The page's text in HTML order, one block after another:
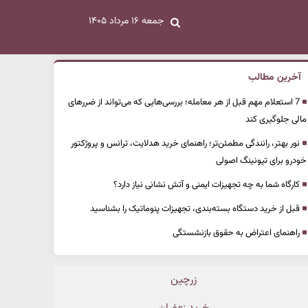
جمعه ۱۶ مرداد ۱۴۰۵
آخرین مطالب
7 استعلام مهم قبل از هر معامله؛ بررسی‌هایی که می‌تواند از ضررهای
مالی جلوگیری کند
نور بهتر، رانندگی مطمئن‌تر؛ راهنمای خرید هدلایت، ترانس و پروژکتور
خودرو برای تیونینگ اصولی
کارگاه شما به چه تجهیزات ایمنی و آتش نشانی نیاز دارد؟
قبل از خرید دستگاه بسته‌بندی، تجهیزات پنوماتیک را بشناسید
راهنمای اعتراض به حقوق بازنشستگی
زرچین